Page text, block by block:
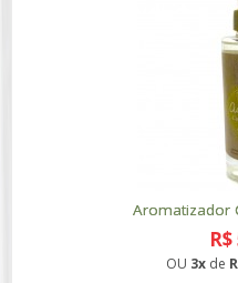
Aromatizador
OU 3x de